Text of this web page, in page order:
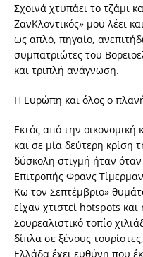
Σχοινά χτυπάει το τζάμι
ΖανΚλοντικός» μου λέει
ως απλό, πηγαίο,
συμπατριώτες του
και τριπλή ανάγνωση.
Η Ευρώπη και όλος ο
Εκτός από την
και σε μία δεύτερη κρίση
δύσκολη στιγμή ήταν
Επιτροπής Φρανς
Κω τον Σεπτέμβριο»
είχαν χτιστεί hotspots
Σουρεαλιστικό τοπίο
δίπλα σε ξένους
Ελλάδα έχει ευθύνη που